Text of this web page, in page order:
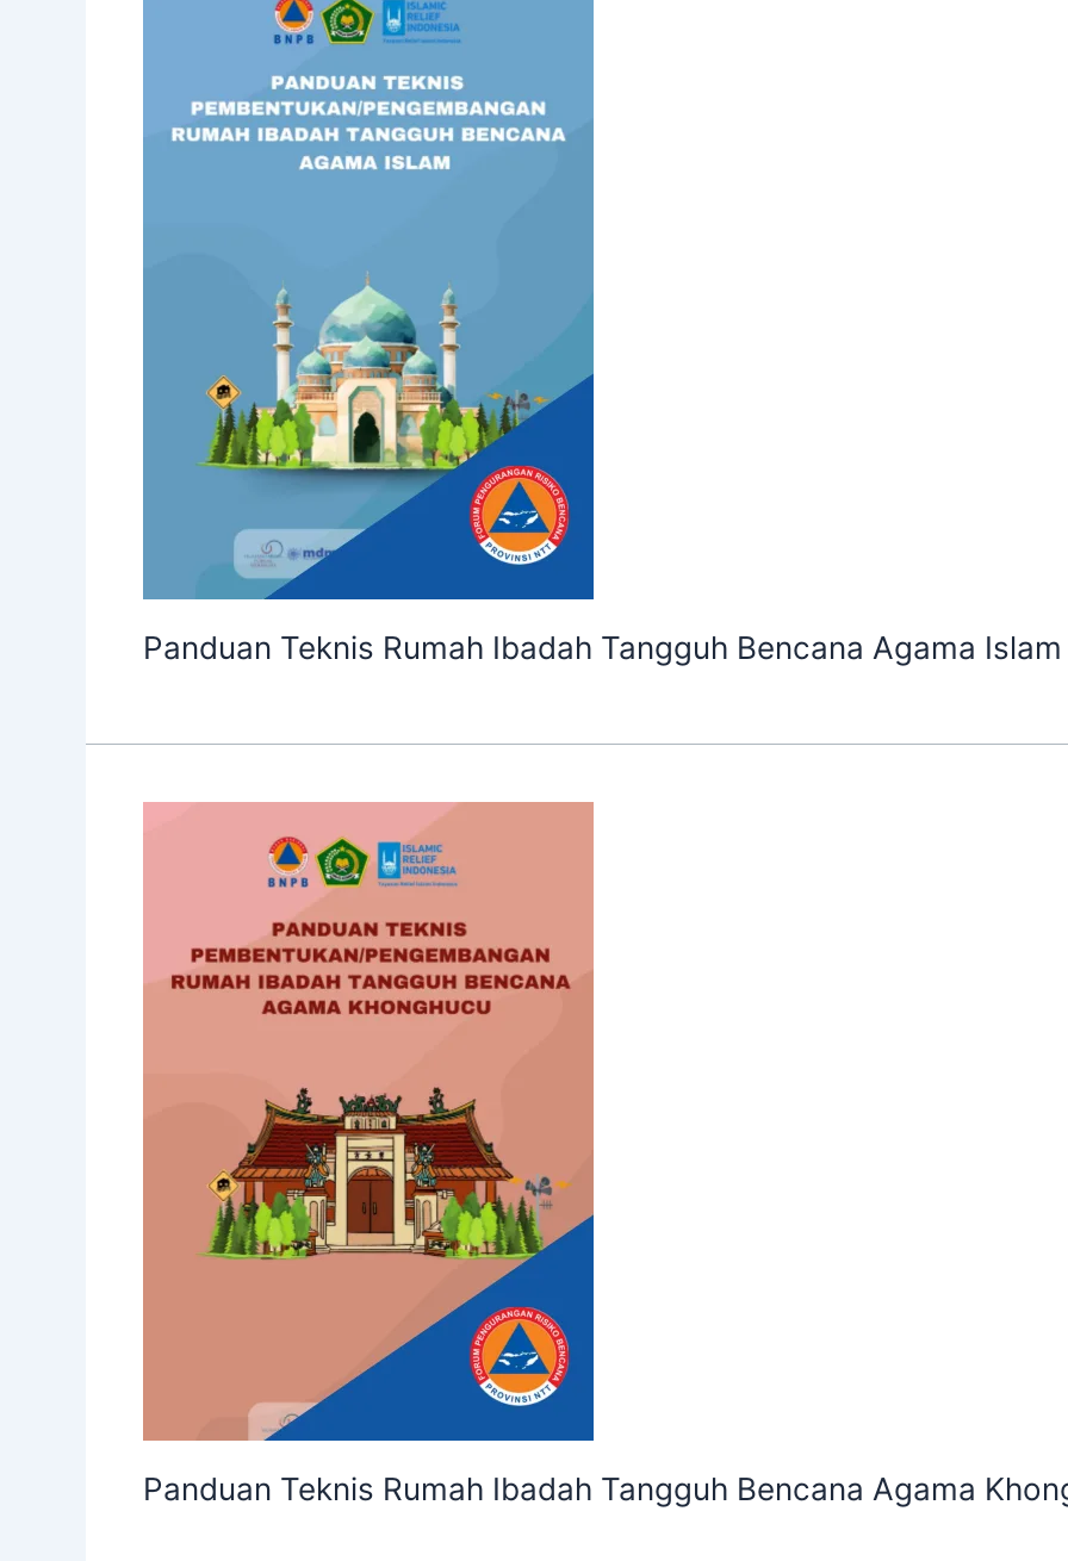
Panduan Teknis Rumah Ibadah Tangguh Bencana Agama Islam
Panduan Teknis Rumah Ibadah Tangguh Bencana Agama